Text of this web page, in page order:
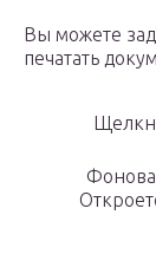
Вы можете
печатать